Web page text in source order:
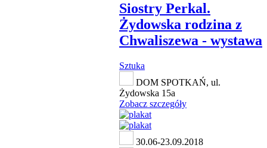
Siostry Perkal.
Żydowska rodzina z
Chwaliszewa - wystawa
Sztuka
DOM SPOTKAŃ, ul.
Żydowska 15a
Zobacz szczegóły
30.06-23.09.2018